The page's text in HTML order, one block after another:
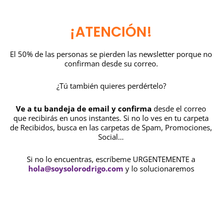
¡ATENCIÓN!
El 50% de las personas se pierden las newsletter porque no
confirman desde su correo.
¿Tú también quieres perdértelo?
Ve a tu bandeja de email y confirma desde el correo
que recibirás en unos instantes. Si no lo ves en tu carpeta
de Recibidos, busca en las carpetas de Spam, Promociones,
Social…
Si no lo encuentras, escríbeme URGENTEMENTE a
hola@soysolorodrigo.com y lo solucionaremos